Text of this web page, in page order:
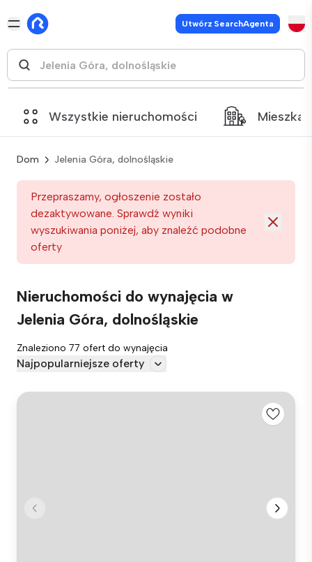
Utwórz SearchAgenta
Wszystkie nieruchomości
Dom Jelenia Góra, dolnośląskie
Przepraszamy, ogłoszenie zostało
dezaktywowane. Sprawdź wyniki
wyszukiwania poniżej, aby znaleźć podobne
oferty
Nieruchomości do wynajęcia w
Jelenia Góra, dolnośląskie
Znaleziono 77 ofert do wynajęcia
Najpopularniejsze oferty